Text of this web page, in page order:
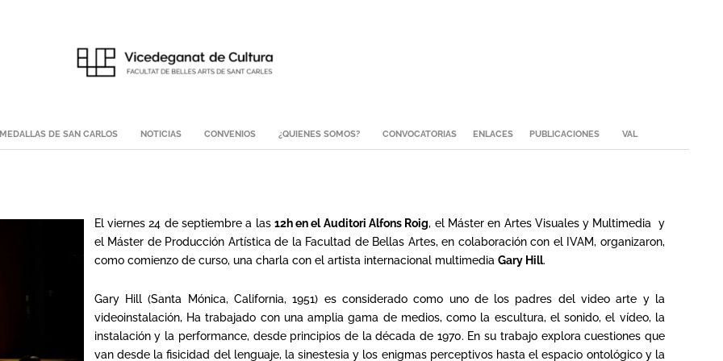
MEDALLAS DE SAN CARLOS NOTICIAS CONVENIOS ¿QUIENES SOMOS? CONVOCATORIAS ENLACES PUBLICACIONES VAL
El viernes 24 de septiembre a las 12h en el Auditori Alfons Roig, el Máster en Artes Visuales y Multimedia y
el Máster de Producción Artística de la Facultad de Bellas Artes, en colaboración con el IVAM, organizaron,
como comienzo de curso, una charla con el artista internacional multimedia Gary Hill.
Gary Hill (Santa Mónica, California, 1951) es considerado como uno de los padres del video arte y la
videoinstalación, Ha trabajado con una amplia gama de medios, como la escultura, el sonido, el vídeo, la
instalación y la performance, desde principios de la década de 1970. En su trabajo explora cuestiones que
van desde la fisicidad del lenguaje, la sinestesia y los enigmas perceptivos hasta el espacio ontológico y la